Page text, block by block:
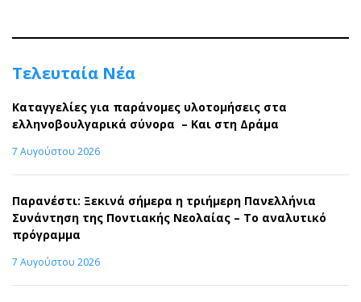
Τελευταία Νέα
Καταγγελίες για παράνομες υλοτομήσεις στα
ελληνοβουλγαρικά σύνορα – Και στη Δράμα
7 Αυγούστου 2026
Παρανέστι: Ξεκινά σήμερα η τριήμερη Πανελλήνια
Συνάντηση της Ποντιακής Νεολαίας – Το αναλυτικό
πρόγραμμα
7 Αυγούστου 2026